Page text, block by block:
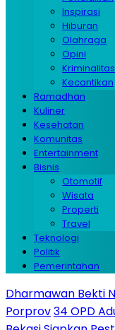
Inspirasi
Hiburan
Olahraga
Opini
Kriminalitas
Kecantikan
Ramadhan
Kuliner
Kesehatan
Komunitas
Entertainment
Bisnis
Otomotif
Wisata
Properti
Travel
Teknologi
Politik
Pemerintahan
Dharmawan Bekti
Porprov34 OPD